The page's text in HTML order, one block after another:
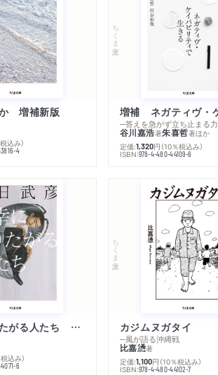
増補新版
込み）
4
ちくま文庫
─答えを急がず立ち止まる力
谷川嘉浩著朱喜哲著ほか
定価:1,320円 （10％税込み）
ISBN:978-4-480-44109-6
不幸になりたがる人たち 増補新版
込み）
6
ちくま文庫
カジムヌガタイ
─風が語る沖縄戦
比嘉慂著
定価:1,100円 （10％税込み）
ISBN:978-4-480-44102-7